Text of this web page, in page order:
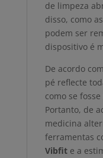
de limpeza
disso, como
podem ser
dispositivo é
De acordo
pé reflecte
como se
Portanto, de
medicina
ferramentas
Vibfit e a